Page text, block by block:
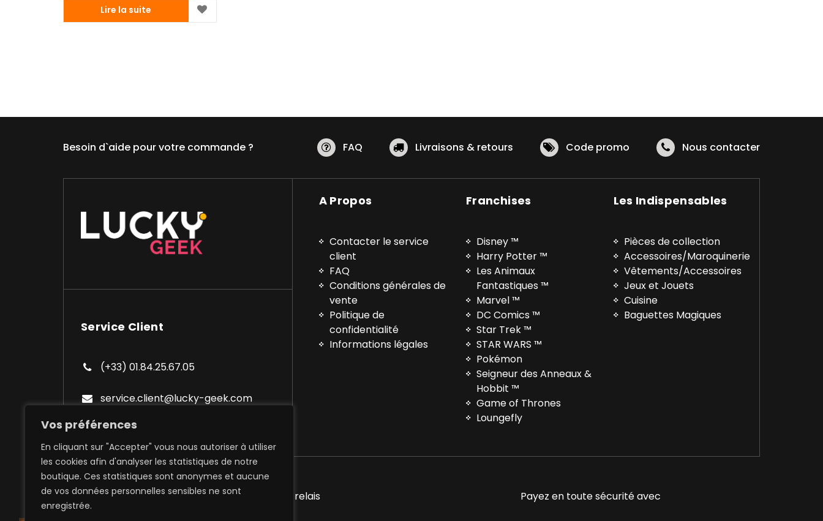
Vos préférences
En cliquant sur "Accepter" vous nous autoriser à utiliser
les cookies afin d'analyser les statistiques de notre
boutique. Ces statistiques sont anonymes et aucune
de vos données personnelles sensibles ne sont
enregistrée.
Lire la suite
Besoin d`aide pour votre commande ? FAQ Livraisons & retours Code promo Nous contacter
Service Client
(+33) 01.84.25.67.05
service.client@lucky-geek.com
A Propos
Contacter le service
client
FAQ
Conditions générales de
vente
Politique de
confidentialité
Informations légales
Franchises
Disney ™
Harry Potter ™
Les Animaux
Fantastiques ™
Marvel ™
DC Comics ™
Star Trek ™
STAR WARS ™
Pokémon
Seigneur des Anneaux &
Hobbit ™
Game of Thrones
Loungefly
Les Indispensables
Pièces de collection
Accessoires/Maroquinerie
Vêtements/Accessoires
Jeux et Jouets
Cuisine
Baguettes Magiques
Expédition à domicile et points relais Payez en toute sécurité avec